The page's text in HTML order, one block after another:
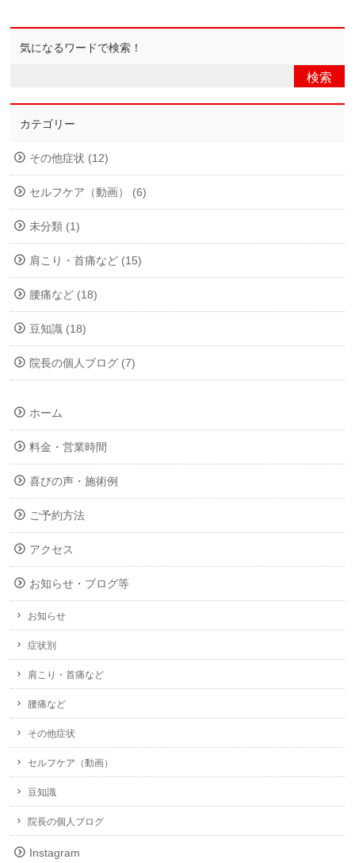
気になるワードで検索！
カテゴリー
その他症状 (12)
セルフケア（動画） (6)
未分類 (1)
肩こり・首痛など (15)
腰痛など (18)
豆知識 (18)
院長の個人ブログ (7)
ホーム
料金・営業時間
喜びの声・施術例
ご予約方法
アクセス
お知らせ・ブログ等
お知らせ
症状別
肩こり・首痛など
腰痛など
その他症状
セルフケア（動画）
豆知識
院長の個人ブログ
Instagram